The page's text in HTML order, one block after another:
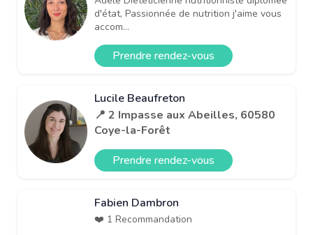
d'état, Passionnée de nutrition j'aime vous
accom...
Prendre rendez-vous
Lucile Beaufreton
📍 2 Impasse aux Abeilles, 60580
Coye-la-Forêt
Prendre rendez-vous
Fabien Dambron
❤️ 1 Recommandation